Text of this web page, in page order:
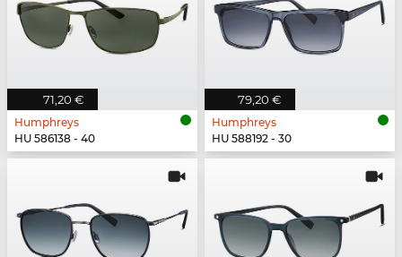
71,20 €
Humphreys
HU 586138 - 40
79,20 €
Humphreys
HU 588192 - 30